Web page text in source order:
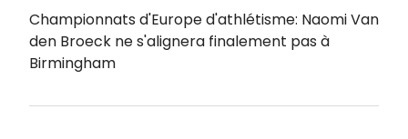
Championnats d'Europe d'athlétisme: Naomi Van
den Broeck ne s'alignera finalement pas à
Birmingham